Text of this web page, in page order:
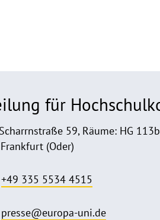
für
59, Räume: HG
(Oder)
+49 335 5534 4515
presse@europa-uni.de